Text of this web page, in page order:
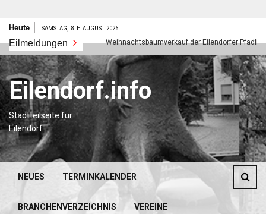
Zum
springen
Heute SAMSTAG, 8TH AUGUST 2026
Eilmeldungen
neues Jahr Weihnachtsbaumverkauf der Eilendorfer Pfadfinder
Eilendorf.info
Stadtteilseite für
Eilendorf
NEUES TERMINKALENDER
BRANCHENVERZEICHNIS VEREINE